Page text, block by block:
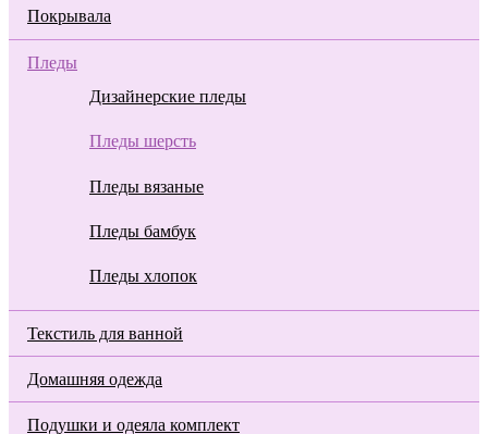
Покрывала
Пледы
Дизайнерские пледы
Пледы шерсть
Пледы вязаные
Пледы бамбук
Пледы хлопок
Текстиль для ванной
Домашняя одежда
Подушки и одеяла комплект